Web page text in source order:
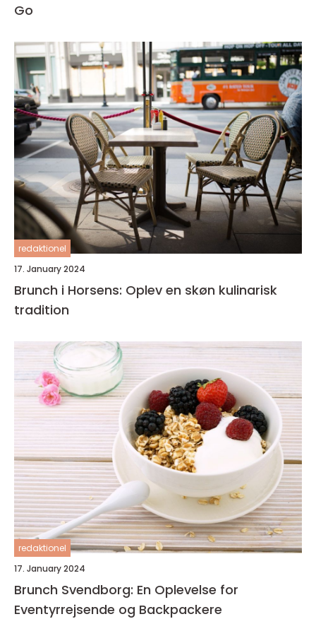
Go
redaktionel
17. January 2024
Brunch i Horsens: Oplev en skøn kulinarisk
tradition
redaktionel
17. January 2024
Brunch Svendborg: En Oplevelse for
Eventyrrejsende og Backpackere